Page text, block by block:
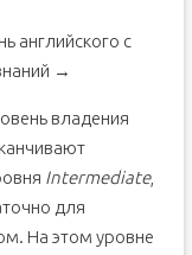
английского
если вы:
с уровнем
включает в
курсе
навыки на
английского с
→
владения
Intermediate,
для
На этом уровне